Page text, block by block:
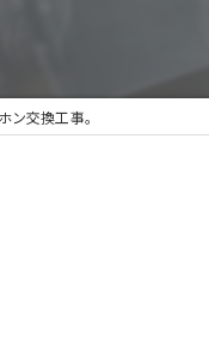
ン交換工事。